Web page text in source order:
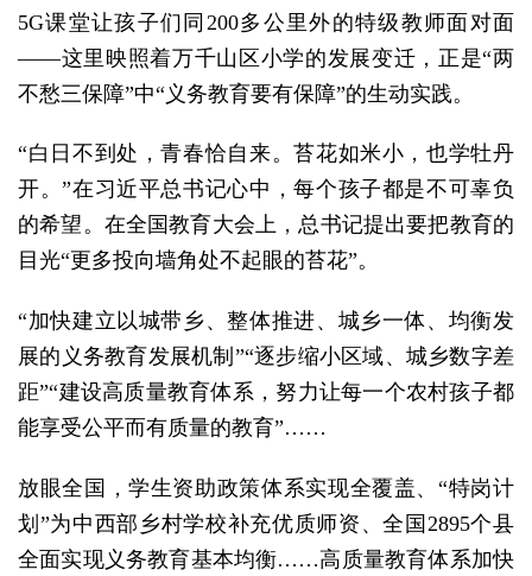
5G课堂让孩子们同200多公里外的特级教师面对面
——这里映照着万千山区小学的发展变迁，正是“两
不愁三保障”中“义务教育要有保障”的生动实践。
“白日不到处，青春恰自来。苔花如米小，也学牡丹
开。”在习近平总书记心中，每个孩子都是不可辜负
的希望。在全国教育大会上，总书记提出要把教育的
目光“更多投向墙角处不起眼的苔花”。
“加快建立以城带乡、整体推进、城乡一体、均衡发
展的义务教育发展机制”“逐步缩小区域、城乡数字差
距”“建设高质量教育体系，努力让每一个农村孩子都
能享受公平而有质量的教育”……
放眼全国，学生资助政策体系实现全覆盖、“特岗计
划”为中西部乡村学校补充优质师资、全国2895个县
全面实现义务教育基本均衡……高质量教育体系加快